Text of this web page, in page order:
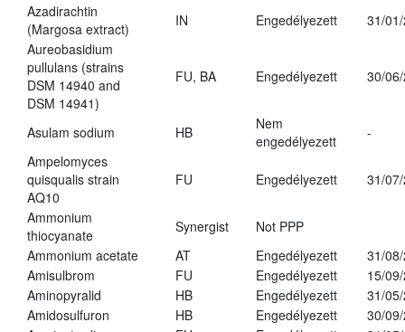
Azadirachtin
(Margosa extract)
IN Engedélyezett
31/
Aureobasidium
pullulans (strains
DSM 14940 and
DSM 14941)
FU, BA Engedélyezett 30/
Asulam sodium HB
Nem
engedélyezett
-
Ampelomyces
quisqualis strain
AQ10
FU Engedélyezett 31/
Ammonium
thiocyanate
Synergist
Not PPP
Ammonium acetate
AT Engedélyezett
31/
Amisulbrom
FU Engedélyezett
15/
Aminopyralid
HB Engedélyezett
31/
Amidosulfuron
HB Engedélyezett
30/